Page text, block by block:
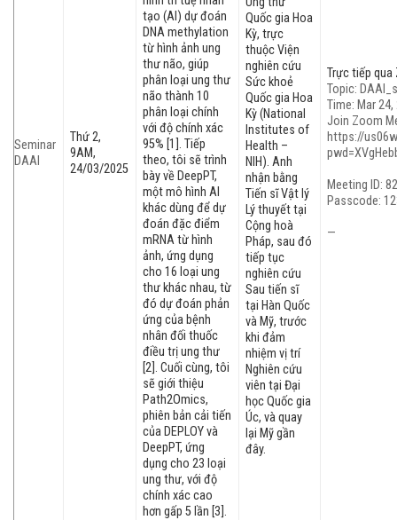
Seminar
DAAI
Thứ 2,
9AM,
24/03/2025
tạo (AI) dự đoán
DNA methylation
từ hình ảnh ung
thư não, giúp
phân loại ung thư
não thành 10
phân loại chính
với độ chính xác
95% [1]. Tiếp
theo, tôi sẽ trình
bày về DeepPT,
một mô hình AI
khác dùng để dự
đoán đặc điểm
mRNA từ hình
ảnh, ứng dụng
cho 16 loại ung
thư khác nhau, từ
đó dự đoán phản
ứng của bệnh
nhân đối thuốc
điều trị ung thư
[2]. Cuối cùng, tôi
sẽ giới thiệu
Path2Omics,
phiên bản cải tiến
của DEPLOY và
DeepPT, ứng
dụng cho 23 loại
ung thư, với độ
chính xác cao
hơn gấp 5 lần [3].
Quốc gia Hoa
Kỳ, trực
thuộc Viện
nghiên cứu
Sức khoẻ
Quốc gia Hoa
Kỳ (National
Institutes of
Health –
NIH). Anh
nhận bằng
Tiến sĩ Vật lý
Lý thuyết tại
Cộng hoà
Pháp, sau đó
tiếp tục
nghiên cứu
Sau tiến sĩ
tại Hàn Quốc
và Mỹ, trước
khi đảm
nhiệm vị trí
Nghiên cứu
viên tại Đại
học Quốc gia
Úc, và quay
lại Mỹ gần
đây.
Trực tiếp qua
Topic:
Time: Mar
Join Zoom
https://
Meeting ID:
Passcode:
—